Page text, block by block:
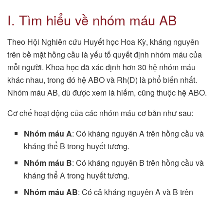
I. Tìm hiểu về nhóm máu AB
Theo Hội Nghiên cứu Huyết học Hoa Kỳ, kháng nguyên
trên bề mặt hồng cầu là yếu tố quyết định nhóm máu của
mỗi người. Khoa học đã xác định hơn 30 hệ nhóm máu
khác nhau, trong đó hệ ABO và Rh(D) là phổ biến nhất.
Nhóm máu AB, dù được xem là hiếm, cũng thuộc hệ ABO.
Cơ chế hoạt động của các nhóm máu cơ bản như sau:
Nhóm máu A: Có kháng nguyên A trên hồng cầu và
kháng thể B trong huyết tương.
Nhóm máu B: Có kháng nguyên B trên hồng cầu và
kháng thể A trong huyết tương.
Nhóm máu AB: Có cả kháng nguyên A và B trên